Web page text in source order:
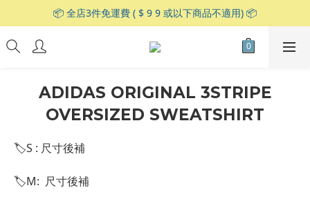
📦 全店3件免運費 ( $ 9 9 或以下商品不適用) 📦
ADIDAS ORIGINAL 3STRIPE
OVERSIZED SWEATSHIRT
🏷S : 尺寸後補
🏷M:  尺寸後補